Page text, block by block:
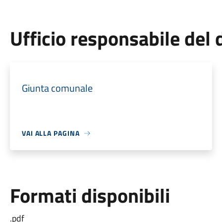
Ufficio responsabile del
Giunta comunale
VAI ALLA PAGINA
Formati disponibili
.pdf